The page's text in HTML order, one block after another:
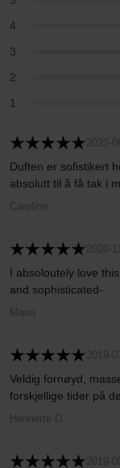
4
3
2
1
2022-
Duften er sofistikert
absolutt til å få tak i
Caroline
2020-
I absoloutely love
and sophisticated-
Maria
2019-
Veldig fornøyd,
forskjellige tider på
Henriette D.
2019-